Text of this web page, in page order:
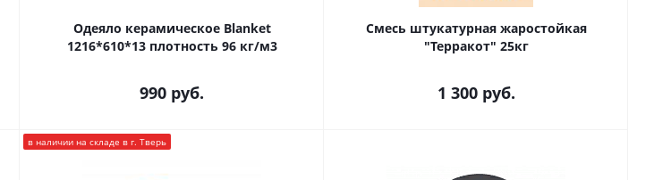
Одеяло керамическое Blanket
1216*610*13 плотность 96 кг/м3
990 руб.
Смесь штукатурная жаростойкая
"Терракот" 25кг
1 300руб.
в наличии на складе в г. Тверь